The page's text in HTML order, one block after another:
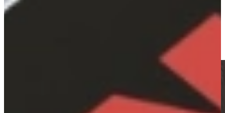
Wat ATAG onderscheidt, is de aandacht voor kwaliteit en
duurzaamheid, met doordachte Nederlandse ontwerpen die niet
alleen mooi ogen, maar ook jarenlang topprestaties leveren.